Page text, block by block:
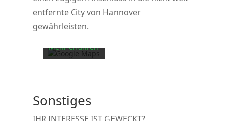
entfernte City von Hannover
gewährleisten.
akzeptieren Sie
die
Datenschutzerklärung
Mehr erfahren
Google Maps
Sonstiges